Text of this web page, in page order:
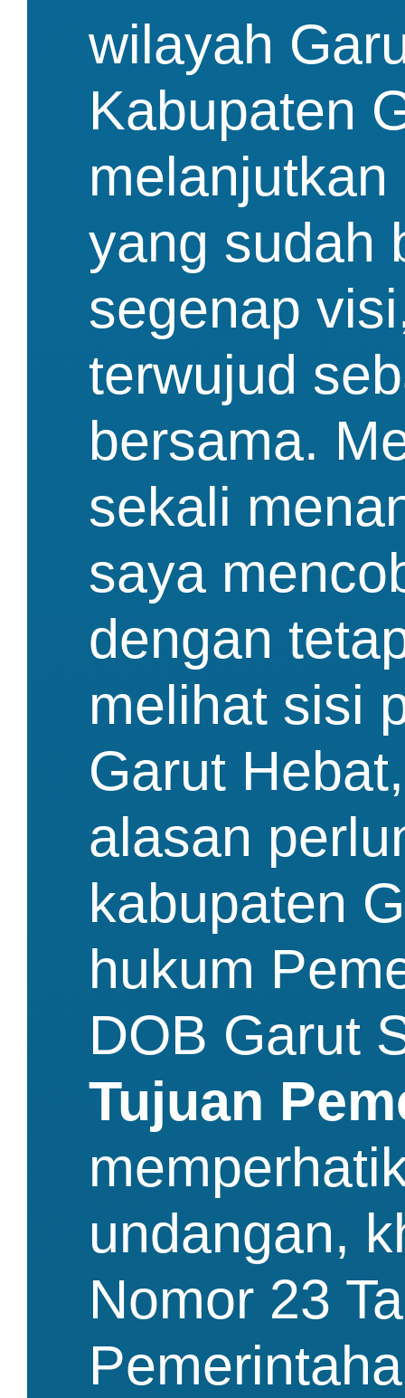
wilayah
Kabupaten
yang sudah
segenap
terwujud
bersama.
sekali
saya
dengan
melihat sisi
Garut
alasan
kabupaten
hukum
DOB Garut
Tujuan
undangan,
Nomor 23